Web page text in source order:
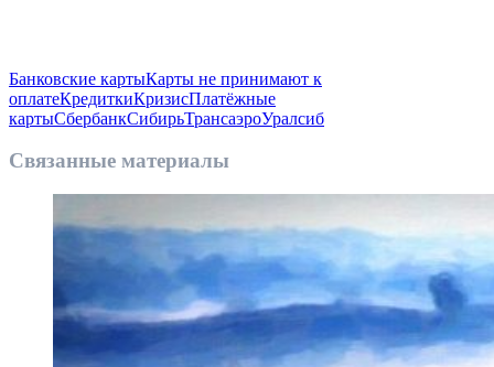
Банковские картыКарты не принимают к
оплатеКредиткиКризисПлатёжные
картыСбербанкСибирьТрансаэроУралсиб
Связанные материалы